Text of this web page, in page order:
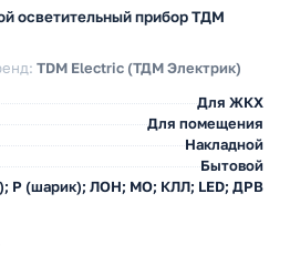
осветительный прибор ТДМ
TDM Electric (ТДМ Электрик)
Для ЖКХ
Для помещения
Накладной
Бытовой
P (шарик); ЛОН; МО; КЛЛ; LED; ДРВ